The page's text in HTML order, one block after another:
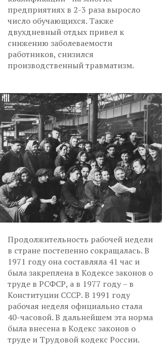
предприятиях в 2-3 раза выросло
число обучающихся. Также
двухдневный отдых привел к
снижению заболеваемости
работников, снизился
производственный травматизм.
Продолжительность рабочей недели
в стране постепенно сокращалась. В
1971 году она составляла 41 час и
была закреплена в Кодексе законов о
труде в РСФСР, а в 1977 году – в
Конституции СССР. В 1991 году
рабочая неделя официально стала
40-часовой. В дальнейшем эта норма
была внесена в Кодекс законов о
труде и Трудовой кодекс России.